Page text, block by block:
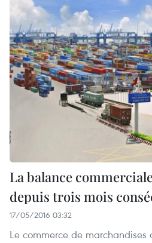
La balance
depuis trois mois
17/05/2016 03:32
Le commerce de